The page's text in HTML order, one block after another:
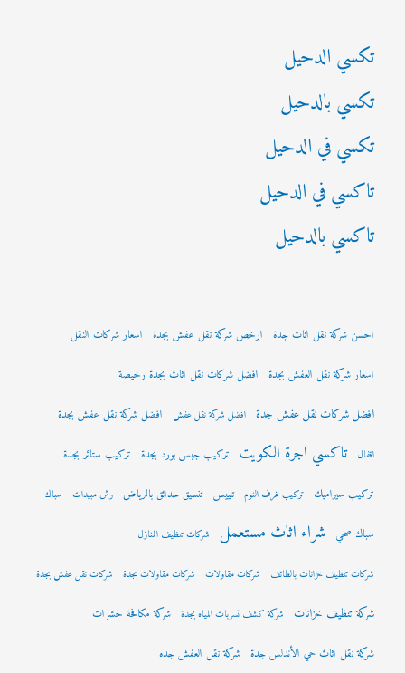
:تكسي الدحيل
تكسي بالدحيل
تكسي في الدحيل
تاكسي في الدحيل
تاكسي بالدحيل
احسن شركة نقل اثاث جدة ارخص شركة نقل عفش بجدة اسعار شركات النقل
اسعار شركة نقل العفش بجدة افضل شركات نقل اثاث بجدة رخيصة
افضل شركات نقل عفش جدة افضل شركة نقل عفش افضل شركة نقل عفش بجدة
اقفال تاكسي اجرة الكويت تركيب جبس بورد بجدة تركيب ستائر بجدة
تركيب سيراميك تركيب غرف النوم تلييس تنسيق حدائق بالرياض رش مبيدات سباك
سباك صحي شراء اثاث مستعمل شركات تنظيف المنازل
شركات تنظيف خزانات بالطائف شركات مقاولات شركات مقاولات بجدة شركات نقل عفش بجدة
شركة تنظيف خزانات شركة كشف تسربات المياه بجدة شركة مكافحة حشرات
شركة نقل اثاث حي الأندلس جدة شركة نقل العفش جده